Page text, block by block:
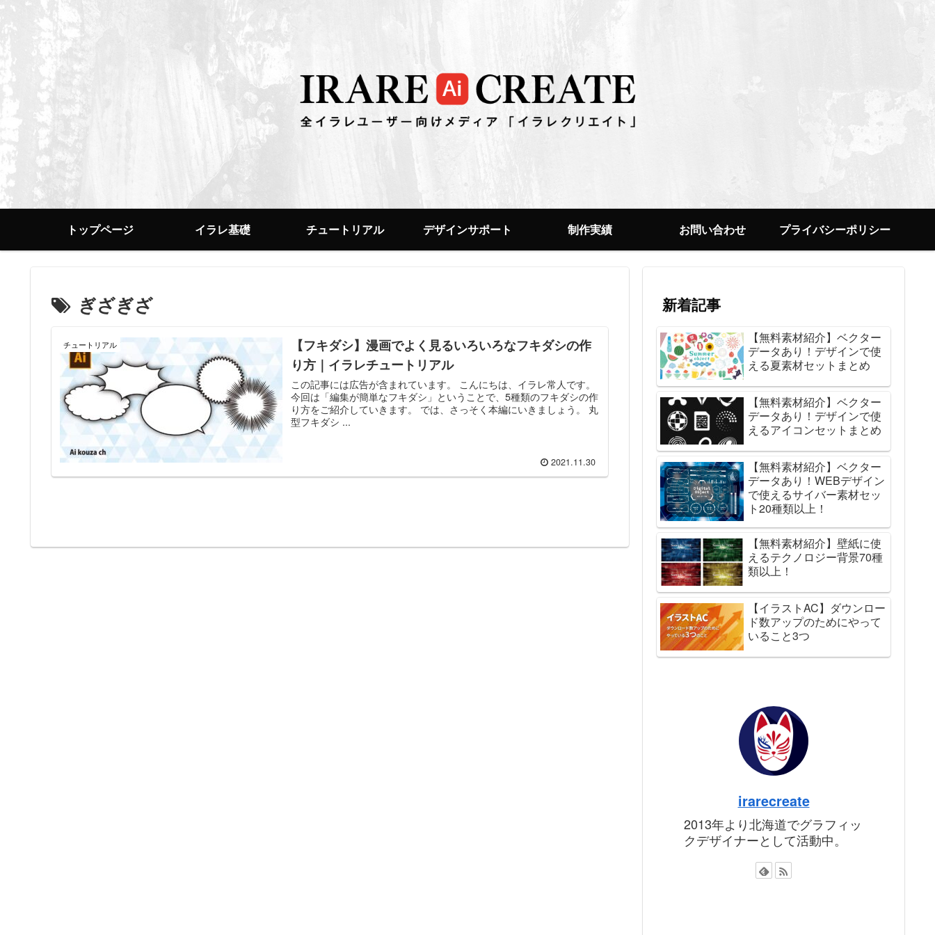
トップページ イラレ基礎 チュートリアル デザインサポート 制作実績 お問い合わせ プライバシーポリシー
ぎざぎざ
チュートリアル
【フキダシ】漫画でよく見るいろいろなフキダシの作
り方｜イラレチュートリアル
この記事には広告が含まれています。 こんにちは、イラレ常人です。
今回は「編集が簡単なフキダシ」ということで、5種類のフキダシの作
り方をご紹介していきます。 では、さっそく本編にいきましょう。 丸
型フキダシ ...
2021.11.30
新着記事
【無料素材紹介】ベクター
データあり！デザインで使
える夏素材セットまとめ
【無料素材紹介】ベクター
データあり！デザインで使
えるアイコンセットまとめ
【無料素材紹介】ベクター
データあり！WEBデザイン
で使えるサイバー素材セッ
ト20種類以上！
【無料素材紹介】壁紙に使
えるテクノロジー背景70種
類以上！
【イラストAC】ダウンロー
ド数アップのためにやって
いること3つ
irarecreate
2013年より北海道でグラフィッ
クデザイナーとして活動中。